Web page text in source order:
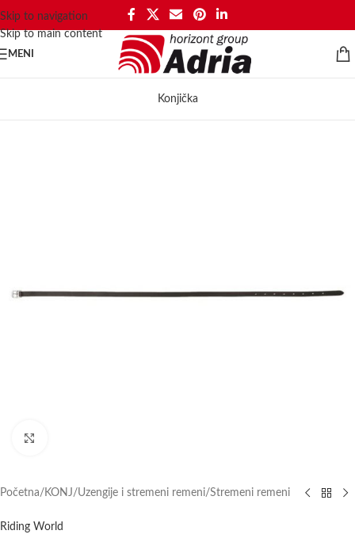
Skip to navigation
Skip to main content
MENI
Konjička
Početna/ KONJ/Uzengije i stremeni remeni/Stremeni remeni
Riding World